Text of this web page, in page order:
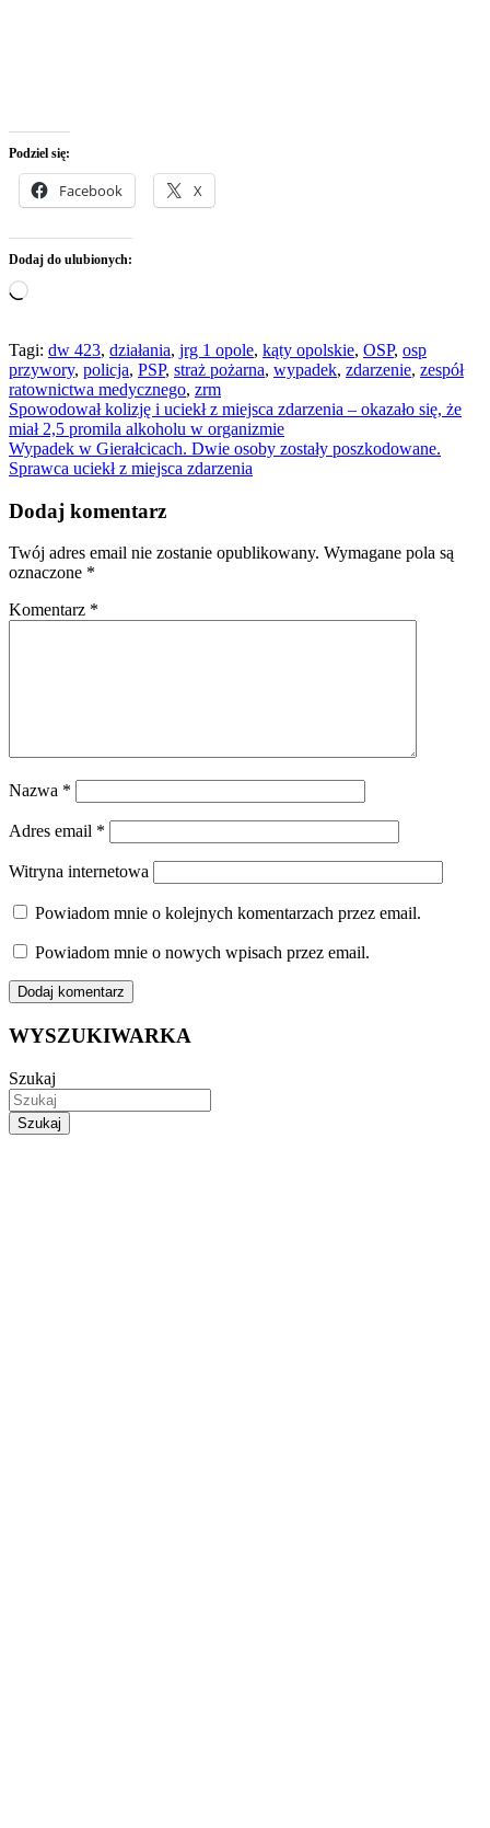
Podziel się:
Facebook X
Dodaj do ulubionych:
Wczytywanie…
Tagi: dw 423, działania, jrg 1 opole, kąty opolskie, OSP, osp
przywory, policja, PSP, straż pożarna, wypadek, zdarzenie, zespół
ratownictwa medycznego, zrm
Nawigacja
wpisu
Spowodował kolizję i uciekł z miejsca zdarzenia – okazało się, że
miał 2,5 promila alkoholu w organizmie
Wypadek w Gierałcicach. Dwie osoby zostały poszkodowane.
Sprawca uciekł z miejsca zdarzenia
Dodaj komentarz
Twój adres email nie zostanie opublikowany. Wymagane pola są
oznaczone *
Komentarz *
Nazwa *
Adres email *
Witryna internetowa
Powiadom mnie o kolejnych komentarzach przez email.
Powiadom mnie o nowych wpisach przez email.
WYSZUKIWARKA
Szukaj
Szukaj